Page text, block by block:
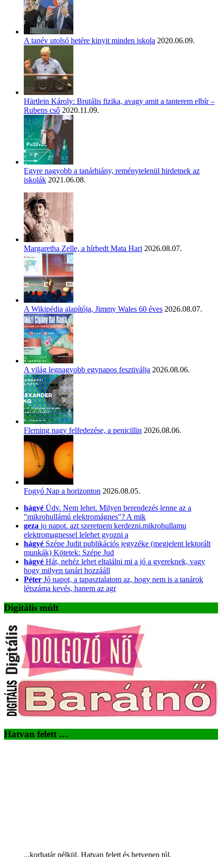
A tanév utolsó hetére kinyit minden iskola 2020.06.09.
Härtlein Károly: Brutális fizika, avagy amit a tanterem elbír –
Rubens cső 2020.11.09.
Egyre nagyobb a tanárhiány, reménytelenül hirdetnek az
iskolák 2021.06.08.
Margaretha Zelle, a hírhedt Mata Hari 2026.08.07.
A Wikipédia alapítója, Jimmy Wales 60 éves 2026.08.07.
A világ legnagyobb egynapos fesztiválja 2026.08.06.
Fleming nagy felfedezése, a penicillin 2026.08.06.
Fogyó Nap a horizonton 2026.08.05.
hágyé Üdv. Nem lehet. Milyen berendezés lenne az a
"mikrohullámú elektromágnes"? A mik
geza jo napot. azt szeretnem kerdezni.mikrohullamu
elektromagnessel lelehet gyozni a
hágyé Szépe Judit publikációs jegyzéke (megjelent lektorált
munkák) Kötetek: Szépe Jud
hágyé Hát, nehéz lehet eltalálni mi a jó a gyereknek, vagy
hogy milyen tanári hozzááll
Péter Jó napot, a tapasztalatom az, hogy nem is a tanárok
létszáma kevés, hanem az agr
Digitális múlt
Hatvan felett …
...korhatár nélkül. Hatvan felett és hetvenen túl.